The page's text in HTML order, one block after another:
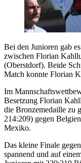
Bei den Junioren gab
zwischen Florian
(Oberstdorf). Beide
Match konnte Florian
Im
Besetzung Florian
die Bronzemedaille zu
214:209) gegen
Mexiko.
Das kleine Finale
spannend und auf